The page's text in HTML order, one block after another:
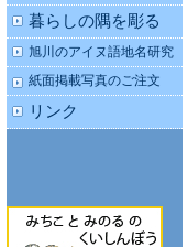
暮らしの隅を彫る
旭川のアイヌ語地名研究
紙面掲載写真のご注文
リンク